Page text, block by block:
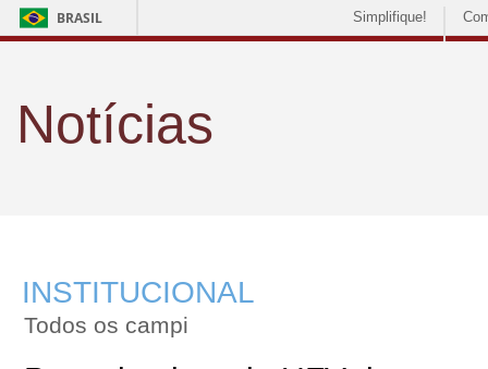
BRASIL Simplifique!
Notícias
INSTITUCIONAL
Todos os campi